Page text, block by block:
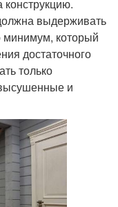
выдерживать
минимум, который
достаточного
только
и